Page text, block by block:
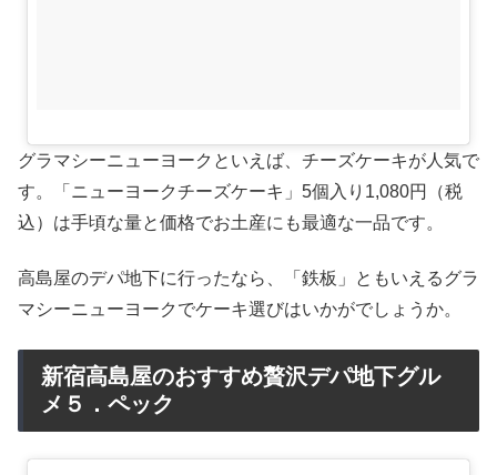
グラマシーニューヨークといえば、チーズケーキが人気で
す。「ニューヨークチーズケーキ」5個入り1,080円（税
込）は手頃な量と価格でお土産にも最適な一品です。
高島屋のデパ地下に行ったなら、「鉄板」ともいえるグラ
マシーニューヨークでケーキ選びはいかがでしょうか。
新宿高島屋のおすすめ贅沢デパ地下グル
メ５．ペック